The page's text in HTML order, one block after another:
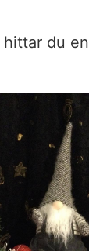
du en